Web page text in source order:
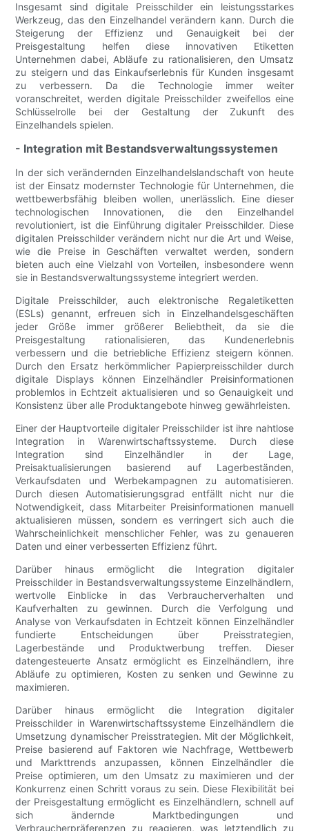
Insgesamt sind digitale Preisschilder ein leistungsstarkes
Werkzeug, das den Einzelhandel verändern kann. Durch die
Steigerung der Effizienz und Genauigkeit bei der
Preisgestaltung helfen diese innovativen Etiketten
Unternehmen dabei, Abläufe zu rationalisieren, den Umsatz
zu steigern und das Einkaufserlebnis für Kunden insgesamt
zu verbessern. Da die Technologie immer weiter
voranschreitet, werden digitale Preisschilder zweifellos eine
Schlüsselrolle bei der Gestaltung der Zukunft des
Einzelhandels spielen.
- Integration mit Bestandsverwaltungssystemen
In der sich verändernden Einzelhandelslandschaft von heute
ist der Einsatz modernster Technologie für Unternehmen, die
wettbewerbsfähig bleiben wollen, unerlässlich. Eine dieser
technologischen Innovationen, die den Einzelhandel
revolutioniert, ist die Einführung digitaler Preisschilder. Diese
digitalen Preisschilder verändern nicht nur die Art und Weise,
wie die Preise in Geschäften verwaltet werden, sondern
bieten auch eine Vielzahl von Vorteilen, insbesondere wenn
sie in Bestandsverwaltungssysteme integriert werden.
Digitale Preisschilder, auch elektronische Regaletiketten
(ESLs) genannt, erfreuen sich in Einzelhandelsgeschäften
jeder Größe immer größerer Beliebtheit, da sie die
Preisgestaltung rationalisieren, das Kundenerlebnis
verbessern und die betriebliche Effizienz steigern können.
Durch den Ersatz herkömmlicher Papierpreisschilder durch
digitale Displays können Einzelhändler Preisinformationen
problemlos in Echtzeit aktualisieren und so Genauigkeit und
Konsistenz über alle Produktangebote hinweg gewährleisten.
Einer der Hauptvorteile digitaler Preisschilder ist ihre nahtlose
Integration in Warenwirtschaftssysteme. Durch diese
Integration sind Einzelhändler in der Lage,
Preisaktualisierungen basierend auf Lagerbeständen,
Verkaufsdaten und Werbekampagnen zu automatisieren.
Durch diesen Automatisierungsgrad entfällt nicht nur die
Notwendigkeit, dass Mitarbeiter Preisinformationen manuell
aktualisieren müssen, sondern es verringert sich auch die
Wahrscheinlichkeit menschlicher Fehler, was zu genaueren
Daten und einer verbesserten Effizienz führt.
Darüber hinaus ermöglicht die Integration digitaler
Preisschilder in Bestandsverwaltungssysteme Einzelhändlern,
wertvolle Einblicke in das Verbraucherverhalten und
Kaufverhalten zu gewinnen. Durch die Verfolgung und
Analyse von Verkaufsdaten in Echtzeit können Einzelhändler
fundierte Entscheidungen über Preisstrategien,
Lagerbestände und Produktwerbung treffen. Dieser
datengesteuerte Ansatz ermöglicht es Einzelhändlern, ihre
Abläufe zu optimieren, Kosten zu senken und Gewinne zu
maximieren.
Darüber hinaus ermöglicht die Integration digitaler
Preisschilder in Warenwirtschaftssysteme Einzelhändlern die
Umsetzung dynamischer Preisstrategien. Mit der Möglichkeit,
Preise basierend auf Faktoren wie Nachfrage, Wettbewerb
und Markttrends anzupassen, können Einzelhändler die
Preise optimieren, um den Umsatz zu maximieren und der
Konkurrenz einen Schritt voraus zu sein. Diese Flexibilität bei
der Preisgestaltung ermöglicht es Einzelhändlern, schnell auf
sich ändernde Marktbedingungen und
Verbraucherpräferenzen zu reagieren, was letztendlich zu